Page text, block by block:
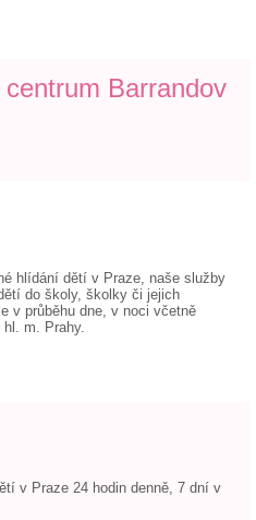
Barrandov
hlídání dětí v Praze, naše služby
do školy, školky či jejich
v průběhu dne, v noci včetně
m. Prahy.
v Praze 24 hodin denně, 7 dní v